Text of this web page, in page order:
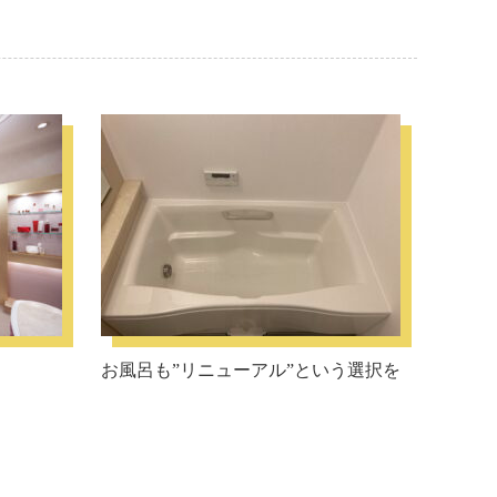
お風呂も”リニューアル”という選択を